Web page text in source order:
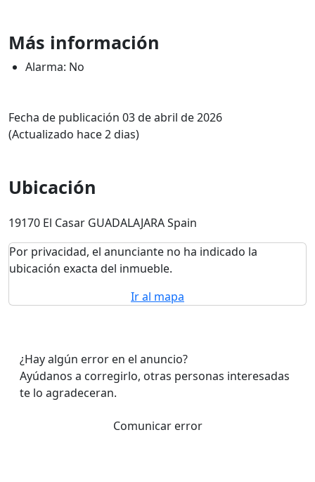
Más información
Alarma: No
Fecha de publicación 03 de abril de 2026
(Actualizado hace 2 dias)
Ubicación
19170 El Casar GUADALAJARA Spain
Por privacidad, el anunciante no ha indicado la
ubicación exacta del inmueble.
Ir al mapa
¿Hay algún error en el anuncio?
Ayúdanos a corregirlo, otras personas interesadas
te lo agradeceran.
Comunicar error